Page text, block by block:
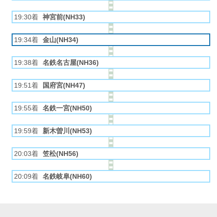
19:30着 神宮前(NH33)
19:34着 金山(NH34)
19:38着 名鉄名古屋(NH36)
19:51着 国府宮(NH47)
19:55着 名鉄一宮(NH50)
19:59着 新木曽川(NH53)
20:03着 笠松(NH56)
20:09着 名鉄岐阜(NH60)